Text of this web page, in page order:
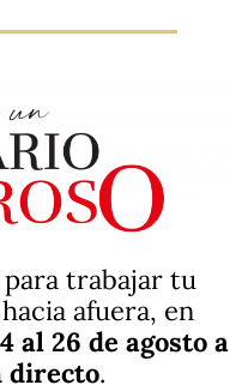
trabajar tu
afuera, en
26 de agosto a
directo.